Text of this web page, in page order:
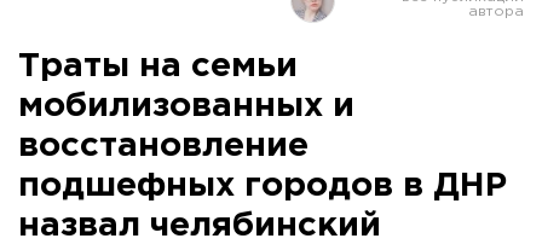
Оренбург
Траты на семьи
мобилизованных и
восстановление
подшефных городов в ДНР
назвал челябинский